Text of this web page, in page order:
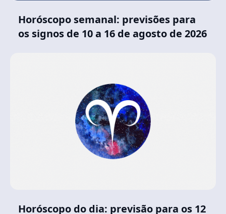
Horóscopo semanal: previsões para
os signos de 10 a 16 de agosto de 2026
Horóscopo do dia: previsão para os 12